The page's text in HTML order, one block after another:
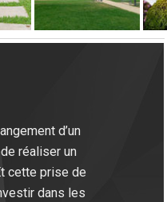
d’un
réaliser un
cette prise de
dans les